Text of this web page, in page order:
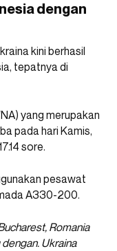
dengan
kini berhasil
tepatnya di
yang merupakan
pada hari Kamis,
sore.
pesawat
A330-200.
Romania
Ukraina